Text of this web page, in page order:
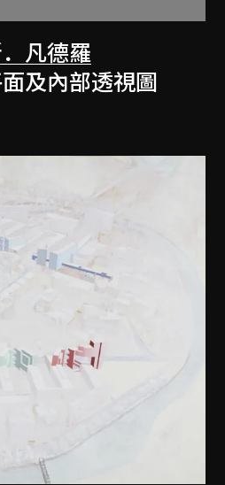
凡德羅
及內部透視圖